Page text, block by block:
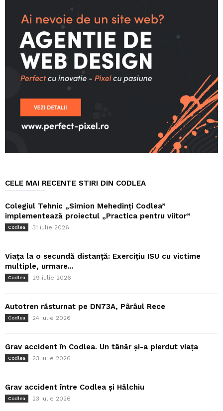
CELE MAI RECENTE STIRI DIN CODLEA
Colegiul Tehnic „Simion Mehedinți Codlea”
implementează proiectul „Practica pentru viitor”
Codlea 31 iulie 2026
Viața la o secundă distanță: Exercițiu ISU cu victime
multiple, urmare...
Codlea 29 iulie 2026
Autotren răsturnat pe DN73A, Pârâul Rece
Codlea 24 iulie 2026
Grav accident în Codlea. Un tânăr și-a pierdut viața
Codlea 23 iulie 2026
Grav accident între Codlea și Hălchiu
Codlea 23 iulie 2026